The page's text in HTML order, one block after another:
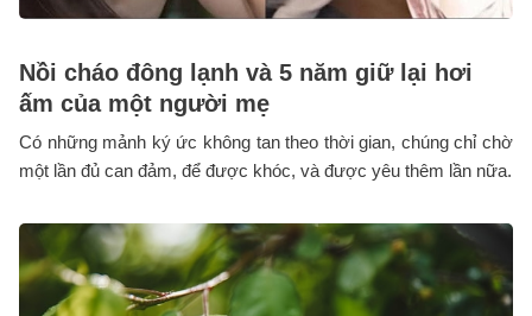
Nồi cháo đông lạnh và 5 năm giữ lại hơi
ấm của một người mẹ
Có những mảnh ký ức không tan theo thời gian, chúng chỉ chờ
một lần đủ can đảm, để được khóc, và được yêu thêm lần nữa.